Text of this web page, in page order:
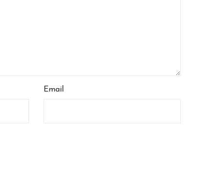
Email